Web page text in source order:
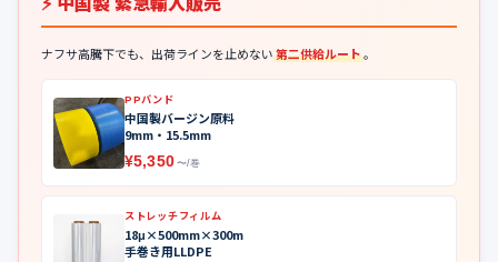
ナフサ高騰下でも、出荷ラインを止めない第二供給ルート。
PPバンド
中国製バージン原料
9mm・15.5mm
¥5,350 〜/巻
ストレッチフィルム
18μ×500mm×300m
手巻き用LLDPE